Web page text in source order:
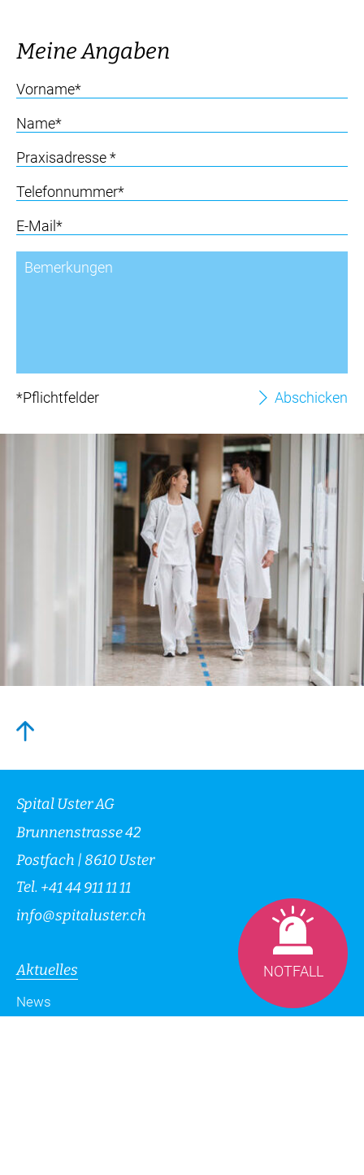
Meine Angaben
*Pflichtfelder
NOTFALL
Spital Uster AG
Brunnenstrasse 42
Postfach | 8610 Uster
Tel. +41 44 911 11 11
info@spitaluster.ch
Aktuelles
News